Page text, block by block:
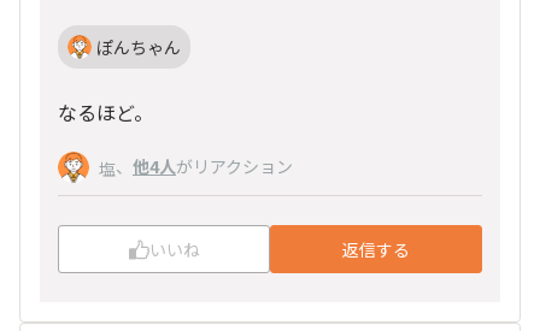
ぽんちゃん
なるほど。
塩、 他4人がリアクション
いいね 返信する